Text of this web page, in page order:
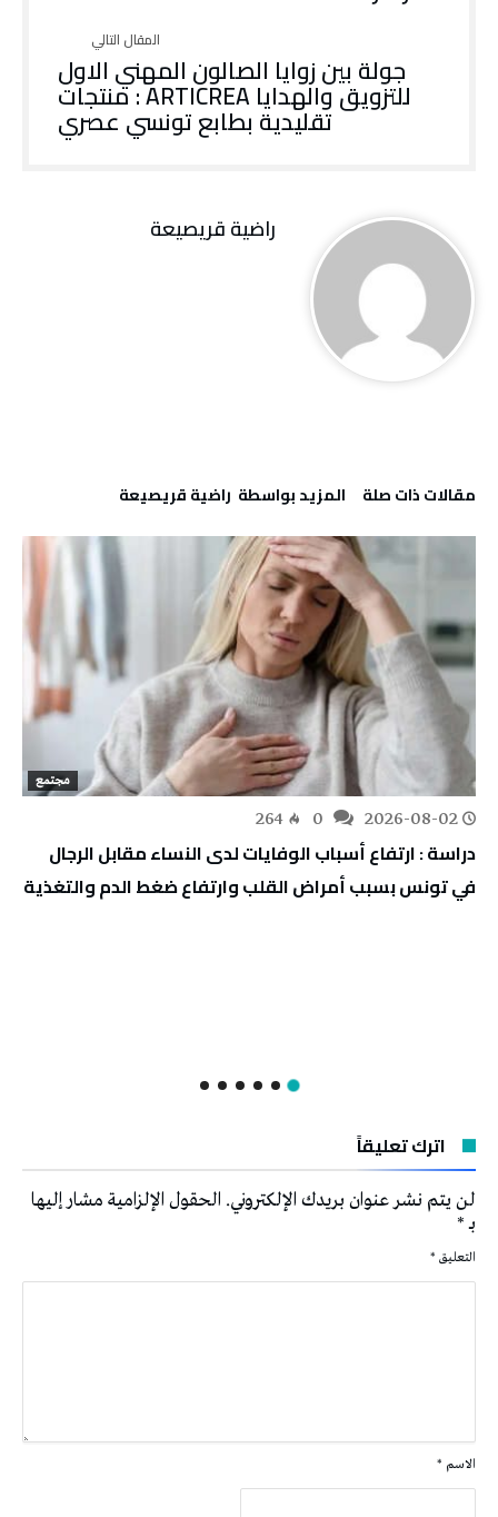
جولة بين زوايا الصالون المهني الاول
للتزويق والهدايا ARTICREA : منتجات
تقليدية بطابع تونسي عصري
راضية قريصيعة
‫مقالات ذات صلة‬ ‫‫المزيد بواسطة‬ ‬ راضية قريصيعة
مجتمع
2026-08-02
264
دراسة : ارتفاع أسباب الوفايات لدى النساء مقابل الرجال
في تونس بسبب أمراض القلب وارتفاع ضغط الدم والتغذية
اترك تعليقاً
لن يتم نشر عنوان بريدك الإلكتروني. الحقول الإلزامية مشار إليها
بـ*
التعليق *
الاسم *